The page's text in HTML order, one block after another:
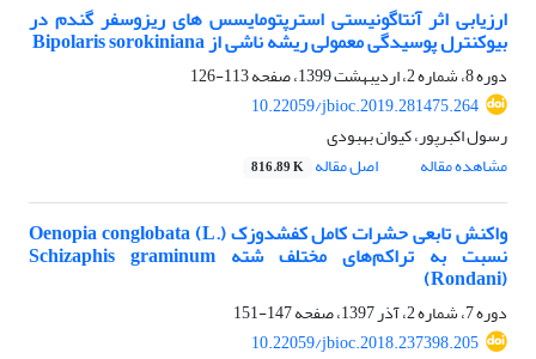
ارزیابی اثر آنتاگونیستی استرپتومایسس های ریزوسفر گندم در
بیوکنترل پوسیدگی معمولی ریشه ناشی از Bipolaris sorokiniana
دوره 8، شماره 2، اردیبهشت 1399، صفحه
113-126
10.22059/jbioc.2019.281475.264
رسول اکبرپور، کیوان بهبودی
مشاهده مقاله
اصل مقاله 816.89 K
واکنش تابعی حشرات کامل کفشدوزک Oenopia conglobata (L.)
نسبت به تراکم‌های مختلف شته Schizaphis graminum
(Rondani)
دوره 7، شماره 2، آذر 1397، صفحه
147-151
10.22059/jbioc.2018.237398.205